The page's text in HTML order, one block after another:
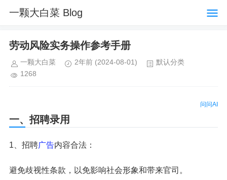
一颗大白菜 Blog
劳动风险实务操作参考手册
一颗大白菜 2年前 (2024-08-01)
默认分类
1268
问问AI
一、招聘录用
1、招聘广告内容合法：
避免歧视性条款，以免影响社会形象和带来官司。